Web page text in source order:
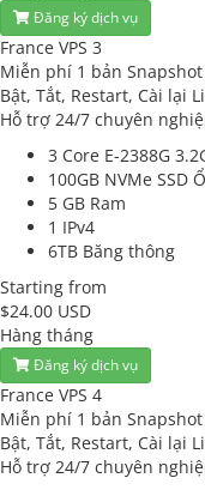
Đăng ký dịch vụ
France VPS 3
Miễn phí 1 bản
Bật, Tắt, Restart, Cài lại
Hỗ trợ 24/7 chuyên
3 Core E-2388G
100GB NVMe SSD
5 GB Ram
1 IPv4
6TB Băng thông
Starting from
$24.00 USD
Hàng tháng
Đăng ký dịch vụ
France VPS 4
Miễn phí 1 bản
Bật, Tắt, Restart, Cài lại
Hỗ trợ 24/7 chuyên